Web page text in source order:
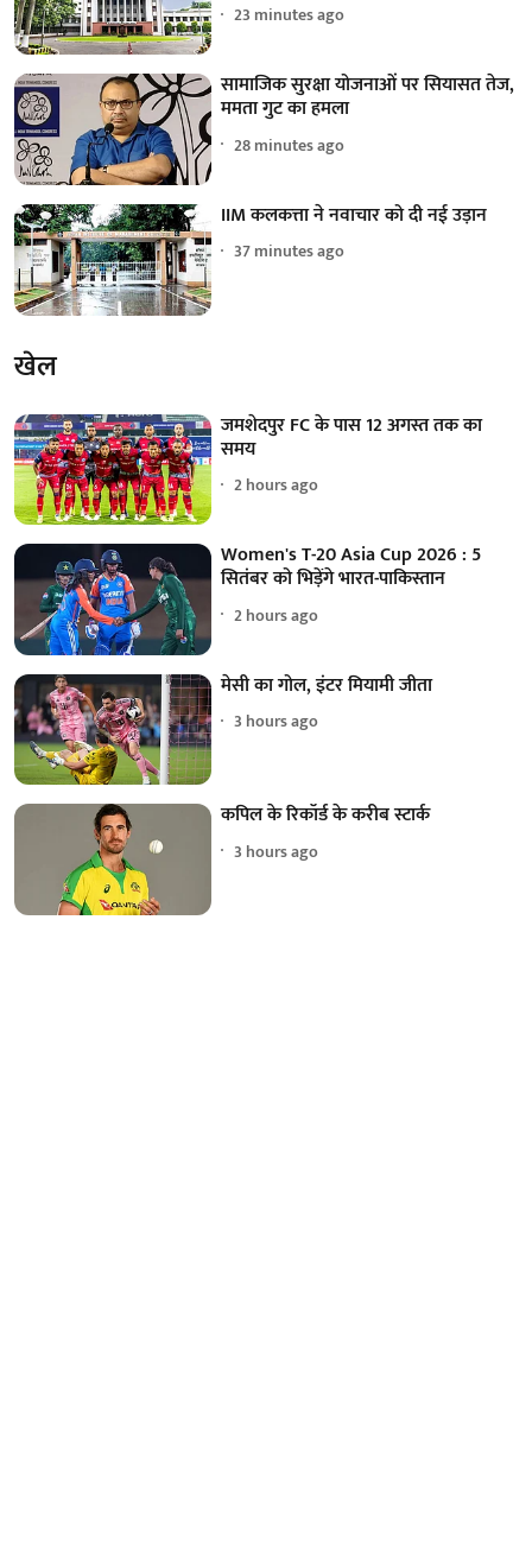
23 minutes ago
सामाजिक सुरक्षा योजनाओं पर सियासत तेज,
ममता गुट का हमला
28 minutes ago
IIM कलकत्ता ने नवाचार को दी नई उड़ान
37 minutes ago
खेल
जमशेदपुर FC के पास 12 अगस्त तक का
समय
2 hours ago
Women's T-20 Asia Cup 2026 : 5
सितंबर को भिड़ेंगे भारत-पाकिस्तान
2 hours ago
मेसी का गोल, इंटर मियामी जीता
3 hours ago
कपिल के रिकॉर्ड के करीब स्टार्क
3 hours ago